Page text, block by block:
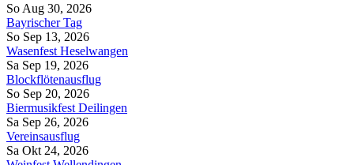
So Aug 30, 2026
Bayrischer Tag
So Sep 13, 2026
Wasenfest Heselwangen
Sa Sep 19, 2026
Blockflötenausflug
So Sep 20, 2026
Biermusikfest Deilingen
Sa Sep 26, 2026
Vereinsausflug
Sa Okt 24, 2026